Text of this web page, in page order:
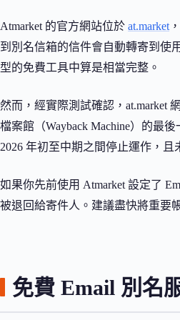
Atmarket 的官方網站位於 at.market
到別名信箱的信件會自動轉寄到使
型的免費工具中算是相當完整。
然而，經實際測試確認，at.market
檔案館（Wayback Machine）的最
2026 年初至中期之間停止運作，且
如果你先前使用 Atmarket 設定了
被退回給寄件人。建議盡快將重要
免費 Email 別名